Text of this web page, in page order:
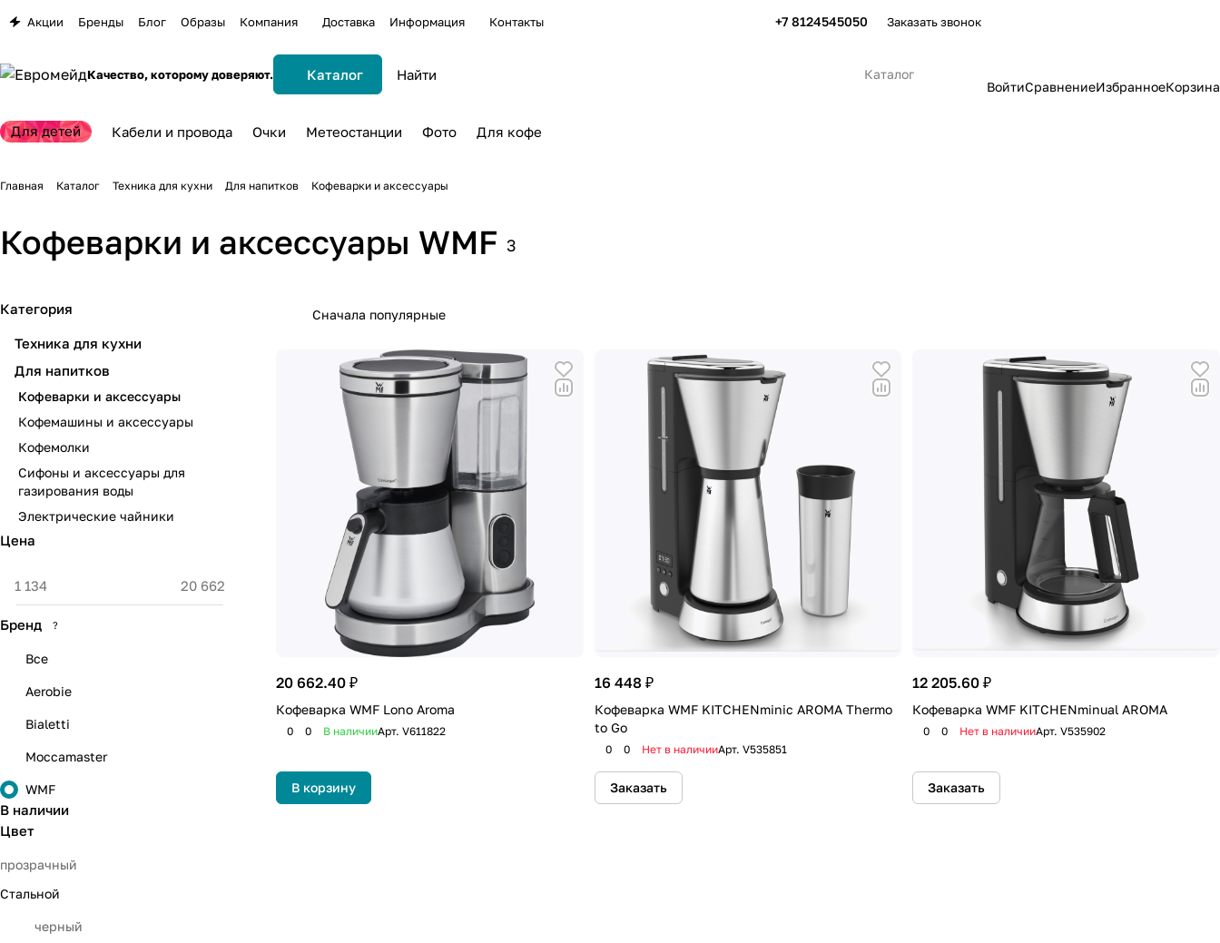
Акции Бренды Блог Образы Компания Доставка Информация Контакты +7 8124545050 Заказать звонок
Качество, которому доверяют. Каталог
Каталог
ВойтиСравнениеИзбранноеКорзина
Для детей Кабели и провода Очки Метеостанции Фото Для кофе
Главная Каталог Техника для кухни Для напитков Кофеварки и аксессуары
Кофеварки и аксессуары WMF 3
Сначала популярные
20 662.40 ₽
Кофеварка WMF Lono Aroma
0 0 В наличииАрт. V611822
В корзину
16 448 ₽
Кофеварка WMF KITCHENminic AROMA Thermo
to Go
0 0 Нет в наличииАрт. V535851
Заказать
12 205.60 ₽
Кофеварка WMF KITCHENminual АRОМА
0 0 Нет в наличииАрт.V535902
Заказать
Категория
Техника для кухни
Для напитков
Кофеварки и аксессуары
Кофемашины и аксессуары
Кофемолки
Сифоны и аксессуары для
газирования воды
Электрические чайники
Цена
Бренд ?
Все
Aerobie
Bialetti
Moccamaster
WMF
В наличии
Цвет
прозрачный
Стальной
черный